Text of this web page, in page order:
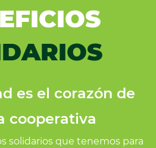
es el corazón de
cooperativa
solidarios que tenemos para